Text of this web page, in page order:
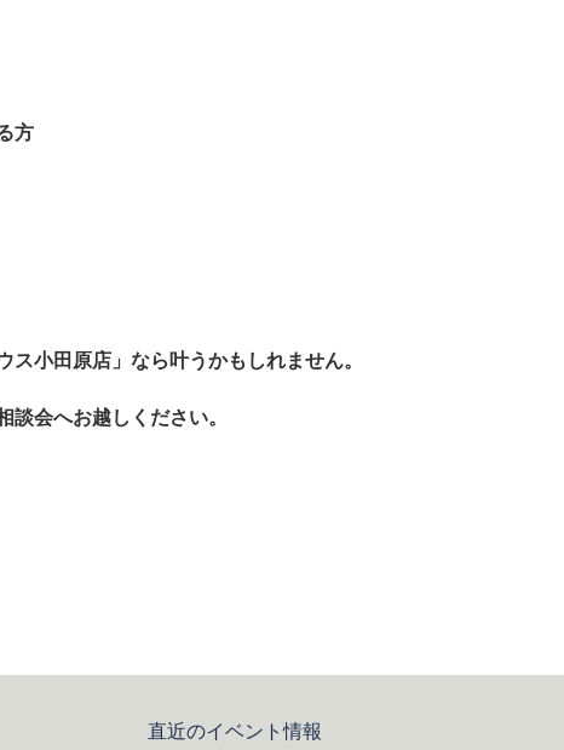
方
小田原店」なら叶うかもしれません。
会へお越しください。
直近のイベント情報